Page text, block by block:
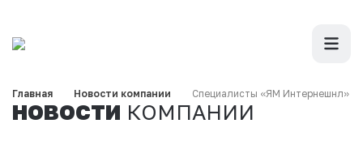
НОВОСТИ КОМПАНИИ
Главная Новости компании Специалисты «ЯМ Интернешнл»